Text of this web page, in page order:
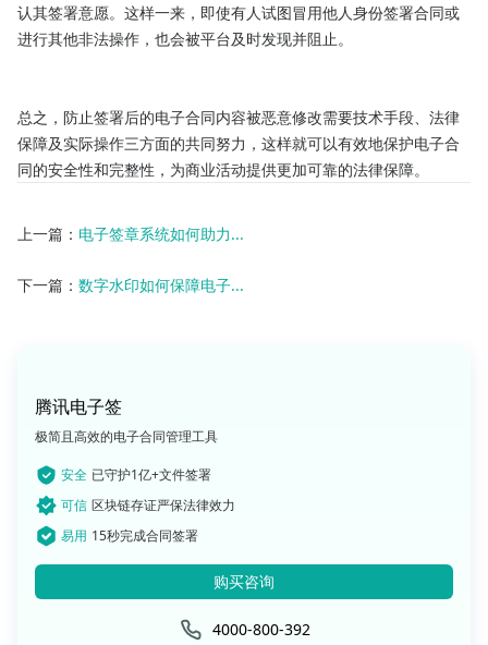
认其签署意愿。这样一来，即使有人试图冒用他人身份签署合同或
进行其他非法操作，也会被平台及时发现并阻止。
总之，防止签署后的电子合同内容被恶意修改需要技术手段、法律
保障及实际操作三方面的共同努力，这样就可以有效地保护电子合
同的安全性和完整性，为商业活动提供更加可靠的法律保障。
上一篇： 电子签章系统如何助力...
下一篇： 数字水印如何保障电子...
腾讯电子签
极简且高效的电子合同管理工具
安全 已守护1亿+文件签署
可信 区块链存证严保法律效力
易用 15秒完成合同签署
购买咨询
4000-800-392